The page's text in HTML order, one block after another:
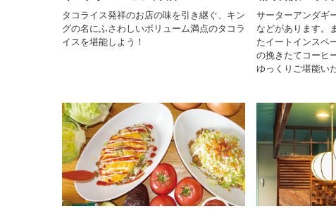
タコライス発祥のお店の味を引き継ぐ、キン
グの名にふさわしいボリューム満点のタコラ
イスを堪能しよう！
サーターアンダギ
などがあります。
たイートインスペ
の挽きたてコーヒ
ゆっくりご堪能い